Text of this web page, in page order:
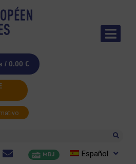
/ 0.00 €
MRJ Español